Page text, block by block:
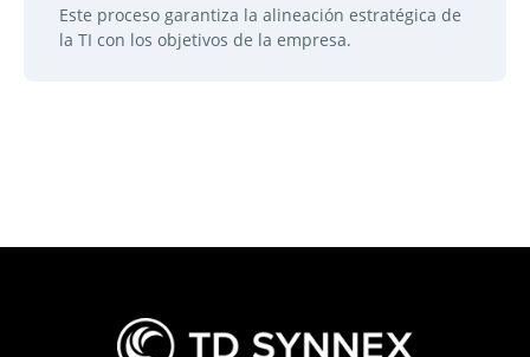
Este proceso garantiza la alineación estratégica de
la TI con los objetivos de la empresa.